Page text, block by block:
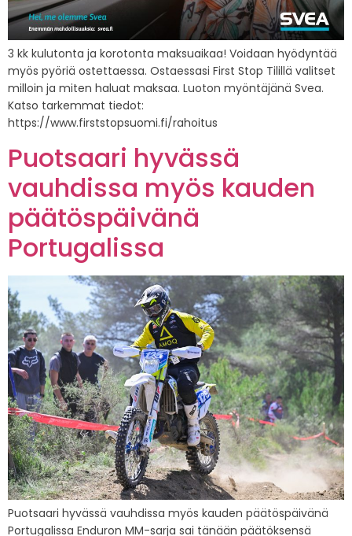
3 kk kulutonta ja korotonta maksuaikaa! Voidaan hyödyntää
myös pyöriä ostettaessa. Ostaessasi First Stop Tilillä valitset
milloin ja miten haluat maksaa. Luoton myöntäjänä Svea.
Katso tarkemmat tiedot:
https://www.firststopsuomi.fi/rahoitus
Puotsaari hyvässä
vauhdissa myös kauden
päätöspäivänä
Portugalissa
Puotsaari hyvässä vauhdissa myös kauden päätöspäivänä
Portugalissa Enduron MM-sarja sai tänään päätöksensä